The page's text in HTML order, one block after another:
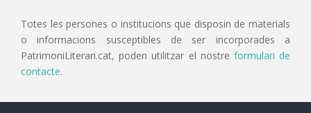
Totes les persones o institucions que disposin de materials
o informacions susceptibles de ser incorporades a
PatrimoniLiterari.cat, poden utilitzar el nostre formulari de
contacte.